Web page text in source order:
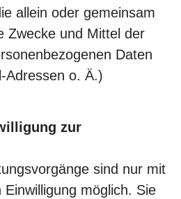
allein oder gemeinsam
Zwecke und Mittel der
Daten
Adressen o. Ä.)
zur
sind nur mit
möglich. Sie